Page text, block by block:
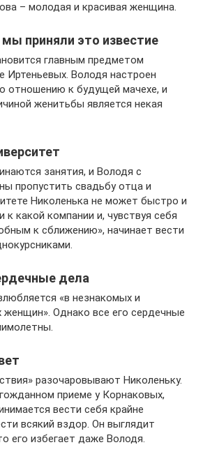
– молодая и красивая женщина.
мы приняли это известие
главным предметом
Иртеньевых. Володя настроен
отношению к будущей мачехе, и
женитьбы является некая
занятия, и Володя с
пропустить свадьбу отца и
Николенька не может быстро и
к какой компании и, чувствуя себя
к сближению», начинает вести
дела
«в незнакомых и
женщин». Однако все его сердечные
разочаровывают Николеньку.
приеме у Корнаковых,
вести себя крайне
всякий вздор. Он выглядит
его избегает даже Володя.